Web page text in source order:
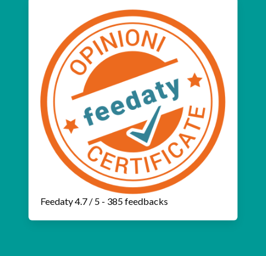
Feedaty4.7 / 5 - 385feedbacks